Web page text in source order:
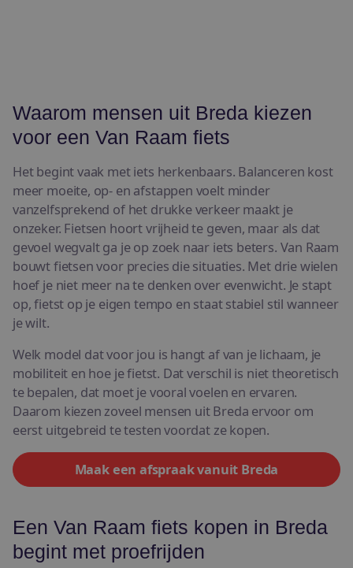
Waarom mensen uit Breda kiezen
voor een Van Raam fiets
Het begint vaak met iets herkenbaars. Balanceren kost
meer moeite, op- en afstappen voelt minder
vanzelfsprekend of het drukke verkeer maakt je
onzeker. Fietsen hoort vrijheid te geven, maar als dat
gevoel wegvalt ga je op zoek naar iets beters. Van Raam
bouwt fietsen voor precies die situaties. Met drie wielen
hoef je niet meer na te denken over evenwicht. Je stapt
op, fietst op je eigen tempo en staat stabiel stil wanneer
je wilt.
Welk model dat voor jou is hangt af van je lichaam, je
mobiliteit en hoe je fietst. Dat verschil is niet theoretisch
te bepalen, dat moet je vooral voelen en ervaren.
Daarom kiezen zoveel mensen uit Breda ervoor om
eerst uitgebreid te testen voordat ze kopen.
Maak een afspraak vanuit Breda
Een Van Raam fiets kopen in Breda
begint met proefrijden